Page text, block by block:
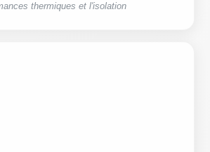
thermiques et l'isolation